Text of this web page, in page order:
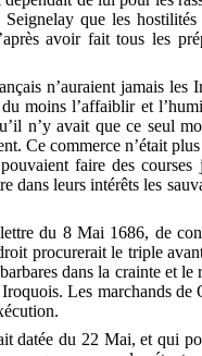
que les hostilités
avoir fait tous les
n’auraient jamais les
moins l’affaiblir et
n’y avait que ce seul
Ce commerce n’était
faire des courses
dans leurs intérêts les
du 8 Mai 1686, de
procurerait le triple
dans la crainte et le
Les marchands de
datée du 22 Mai, et qui